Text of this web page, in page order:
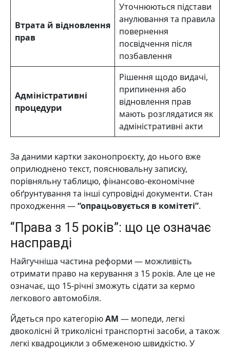
Втрата й відновлення
прав
Уточнюються підстави
анулювання та правила
повернення
посвідчення після
позбавлення
Адміністративні
процедури
Рішення щодо видачі,
припинення або
відновлення прав
мають розглядатися як
адміністративні акти
За даними картки законопроєкту, до нього вже
оприлюднено текст, пояснювальну записку,
порівняльну таблицю, фінансово-економічне
обґрунтування та інші супровідні документи. Стан
проходження —“опрацьовується в комітеті”.
“Права з 15 років”: що це означає
насправді
Найгучніша частина реформи — можливість
отримати право на керування з 15 років. Але це не
означає, що 15-річні зможуть сідати за кермо
легкового автомобіля.
Йдеться про категоріюАМ — мопеди, легкі
двоколісні й триколісні транспортні засоби, а також
легкі квадроцикли з обмеженою швидкістю. У